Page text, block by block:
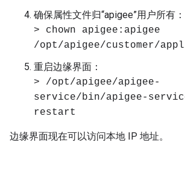
确保属性文件归“apigee”用户所有：
> chown apigee:apigee
/opt/apigee/customer/
重启边缘界面：
> /opt/apigee/apigee-
service/bin/apigee-
restart
边缘界面现在可以访问本地 IP 地址。